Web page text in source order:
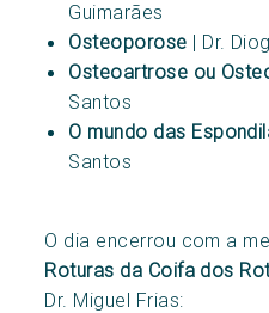
Guimarães
Osteoporose | Dr.
Osteoartrose ou
Santos
O mundo das
Santos
O dia encerrou com a
Roturas da Coifa dos
Dr. Miguel Frias: